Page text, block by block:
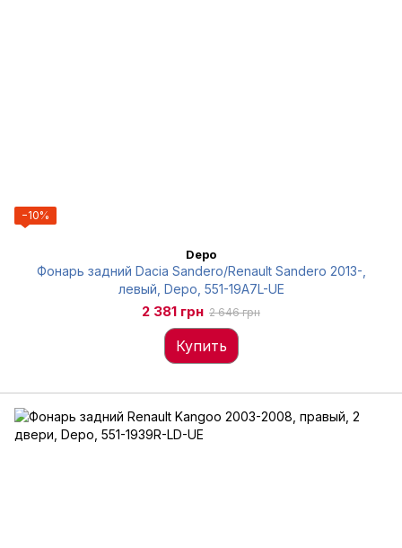
−10%
Depo
Фонарь задний Dacia Sandero/Renault Sandero 2013-,
левый, Depo, 551-19A7L-UE
2 381 грн 2 646 грн
Купить